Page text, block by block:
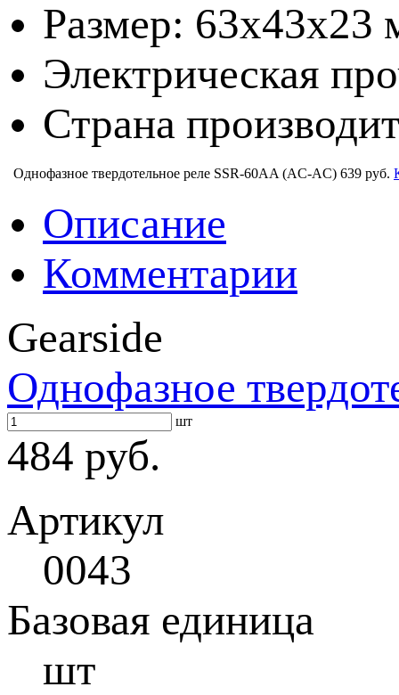
Размер: 63х43х23
Электрическая
Страна
Однофазное твердотельное реле SSR-60AA (AC-AC) 639 руб.
Описание
Комментарии
Gearside
Однофазное
шт
484 руб.
Артикул
0043
Базовая единица
шт